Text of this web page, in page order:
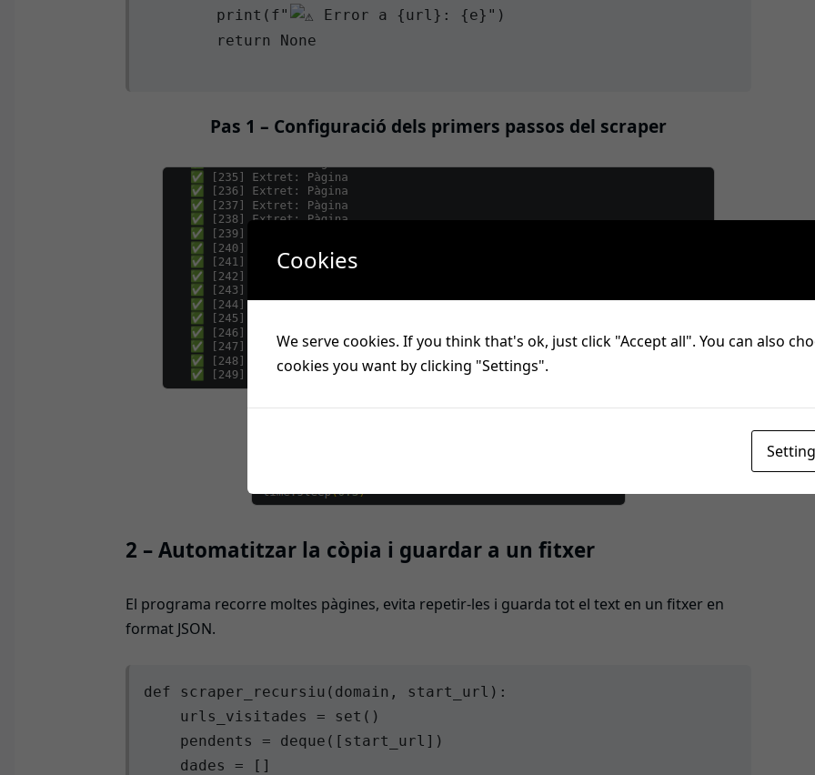
        print(f"
Error a {url}: {e}")
        return None
Pas 1 – Configuració dels primers passos del scraper
2 – Automatitzar la còpia i guardar a un fitxer
El programa recorre moltes pàgines, evita repetir‑les i guarda tot el text en un fitxer en
format JSON.
def scraper_recursiu(domain, start_url):
    urls_visitades = set()
    pendents = deque([start_url])
    dades = []
Cookies
We serve cookies. If you think that's ok, just click "Accept all". You can also
cookies you want by clicking "Settings".